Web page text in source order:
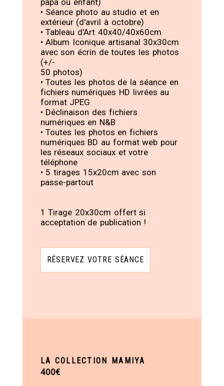
papa ou enfant)
• Séance photo au studio et en
extérieur (d'avril à octobre)
• Tableau d'Art 40x40/40x60cm
• Album Iconique artisanal 30x30cm
avec son écrin de toutes les photos
(+/-
50 photos)
• Toutes les photos de la séance en
fichiers numériques HD livrées au
format JPEG
• Déclinaison des fichiers
numériques en N&B
• Toutes les photos en fichiers
numériques BD au format web pour
les réseaux sociaux et votre
téléphone
• 5 tirages 15x20cm avec son
passe-partout
1 Tirage 20x30cm offert si
acceptation de publication !
RÉSERVEZ VOTRE SÉANCE
LA COLLECTION MAMIYA
400€